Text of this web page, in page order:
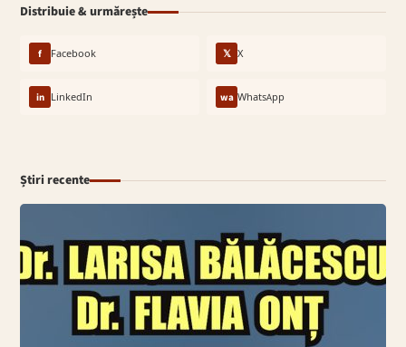
Distribuie & urmărește
f Facebook 𝕏 X
in LinkedIn wa WhatsApp
Știri recente